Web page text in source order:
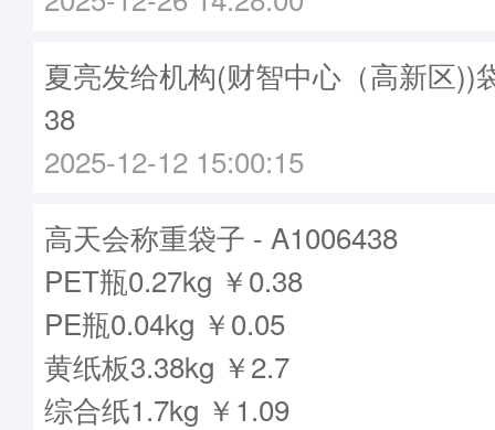
夏亮发给机构(财智中心（高新区))
38
2025-12-12 15:00:15
高天会称重袋子 - A1006438
PET瓶0.27kg ￥0.38
PE瓶0.04kg ￥0.05
黄纸板3.38kg ￥2.7
综合纸1.7kg ￥1.09